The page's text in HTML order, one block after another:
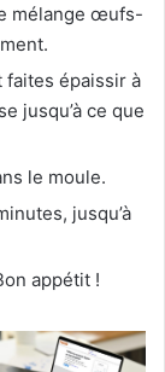
mélange œufs-
faites épaissir à
jusqu’à ce que
le moule.
jusqu’à
appétit !